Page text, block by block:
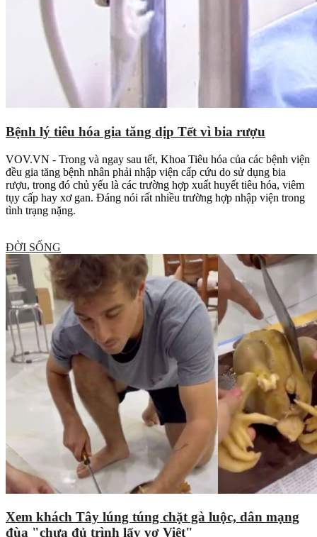
Bệnh lý tiêu hóa gia tăng dịp Tết vì bia rượu
VOV.VN - Trong và ngay sau tết, Khoa Tiêu hóa của các bệnh viện
đều gia tăng bệnh nhân phải nhập viện cấp cứu do sử dụng bia
rượu, trong đó chủ yếu là các trường hợp xuất huyết tiêu hóa, viêm
tụy cấp hay xơ gan. Đáng nói rất nhiều trường hợp nhập viện trong
tình trạng nặng.
ĐỜI SỐNG
Xem khách Tây lúng túng chặt gà luộc, dân mạng
đùa "chưa đủ trình lấy vợ Việt"